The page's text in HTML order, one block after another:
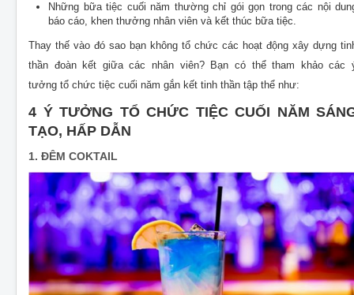
Những bữa tiệc cuối năm thường chỉ gói gọn trong các nội
báo cáo, khen thưởng nhân viên và kết thúc bữa tiệc.
Thay thế vào đó sao bạn không tổ chức các hoạt động xây dựng
thần đoàn kết giữa các nhân viên? Bạn có thể tham khảo các
tưởng tổ chức tiệc cuối năm gắn kết tinh thần tập thể như:
4 Ý TƯỞNG TỔ CHỨC TIỆC CUỐI NĂM
TẠO, HẤP DẪN
1. ĐÊM COKTAIL